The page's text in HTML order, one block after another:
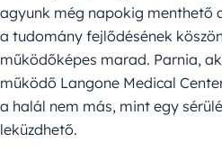
agyunk még napokig menthető
a tudomány fejlődésének
működőképes marad. Parnia,
működő Langone Medical
a halál nem más, mint egy
leküzdhető.